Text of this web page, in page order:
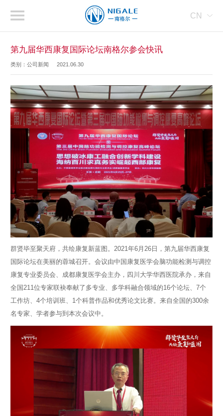
CN
第九届华西康复国际论坛南格尔参会快讯
类别：公司新闻 2021.06.30
群贤毕至聚天府，共绘康复新蓝图。2021年6月26日，第九届华西康复
国际论坛在美丽的蓉城召开。会议由中国康复医学会脑功能检测与调控
康复专业委员会、成都康复医学会主办，四川大学华西医院承办，来自
全国211位专家联袂奉献了多专业、多学科融合领域的16个论坛、7个
工作坊、4个培训班、1个科普作品和优秀论文比赛。来自全国的300余
名专家、学者参与到本次会议中。